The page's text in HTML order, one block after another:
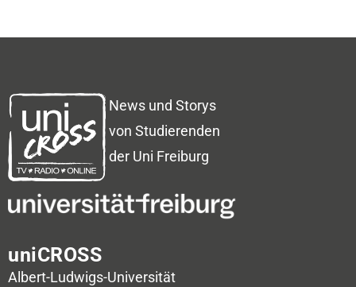
News und Storys
von Studierenden
der Uni Freiburg
uniCROSS
Albert-Ludwigs-Universität